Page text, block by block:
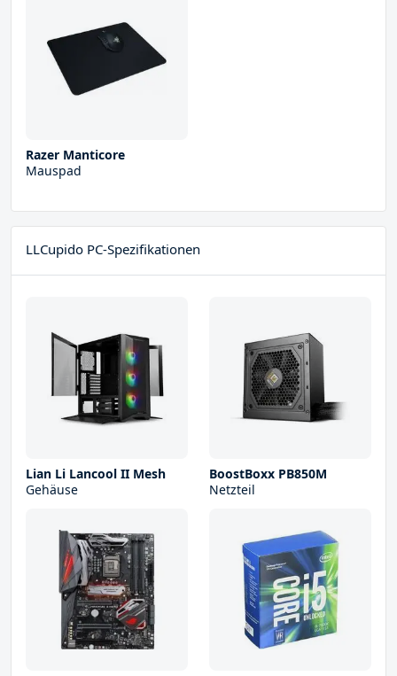
Razer Manticore
Mauspad
LLCupido PC-Spezifikationen
Lian Li Lancool II Mesh
Gehäuse
BoostBoxx PB850M
Netzteil